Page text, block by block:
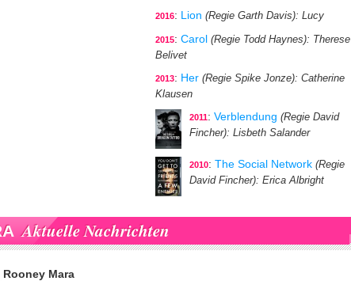
2016: Lion (Regie Garth Davis): Lucy
2015: Carol (Regie Todd Haynes): Therese
Belivet
2013: Her (Regie Spike Jonze): Catherine
Klausen
2011: Verblendung (Regie David
Fincher): Lisbeth Salander
2010: The Social Network (Regie
David Fincher): Erica Albright
Aktuelle Nachrichten
Rooney Mara